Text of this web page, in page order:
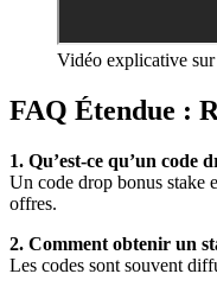
Vidéo explicative sur
FAQ Étendue :
1. Qu’est-ce qu’un code
Un code drop bonus stake
offres.
2. Comment obtenir un
Les codes sont souvent